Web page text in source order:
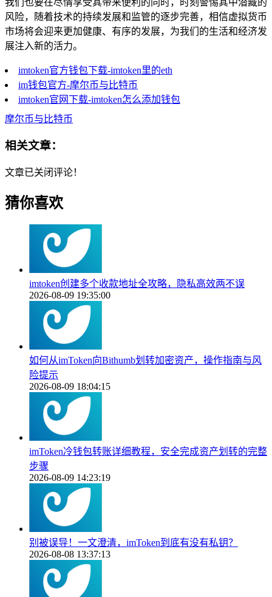
风险，随着技术的持续发展和监管的逐步完善，相信虚拟货币
市场将会迎来更加健康、有序的发展，为我们的生活和经济发
展注入新的活力。
imtoken官方钱包下载-imtoken里的eth
im钱包官方-摩尔币与比特币
imtoken官网下载-imtoken怎么添加钱包
摩尔币与比特币
相关文章：
文章已关闭评论！
猜你喜欢
imtoken创建多个收款地址全攻略，隐私高效两不误
2026-08-09 19:35:00
如何从imToken向Bithumb划转加密资产，操作指南与风
险提示
2026-08-09 18:04:15
imToken冷钱包转账详细教程，安全完成资产划转的完整
步骤
2026-08-09 14:23:19
别被误导！一文澄清，imToken到底有没有私钥？
2026-08-08 13:37:13